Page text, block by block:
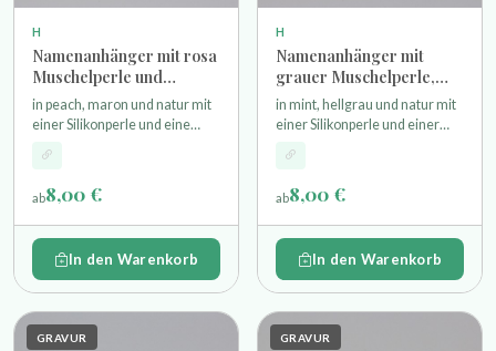
H
Namenanhänger mit rosa
Muschelperle und
Wunschgravur
in peach, maron und natur mit
einer Silikonperle und eine
gravierte Namensperle und
ab8,00 €
In den Warenkorb
H
Namenanhänger mit
grauer Muschelperle,
mintfarbener
Hexagonperle und
in mint, hellgrau und natur mit
einer Silikonperle und einer
gravierte Namensperle und
ab8,00 €
In den Warenkorb
GRAVUR GRAVUR